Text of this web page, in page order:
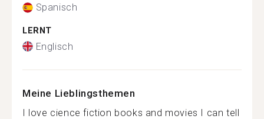
Spanisch
LERNT
Englisch
Meine Lieblingsthemen
I love cience fiction books and movies I can tell